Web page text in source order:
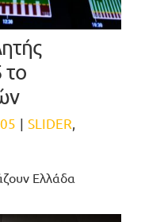
| SLIDER,
Ελλάδα